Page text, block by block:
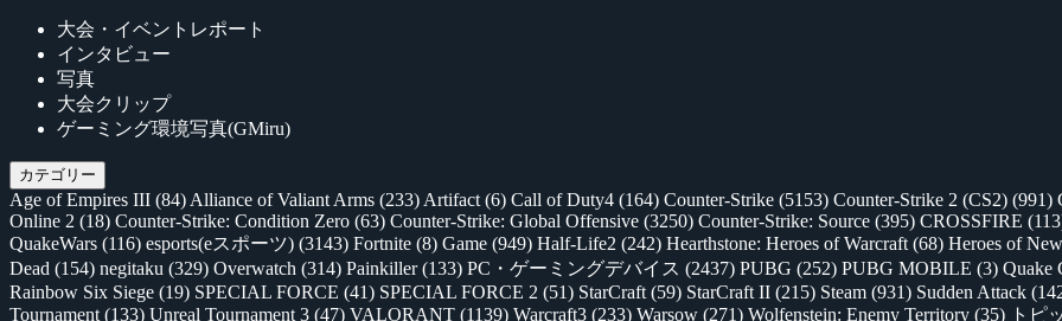
大会・イベントレポート
インタビュー
写真
大会クリップ
ゲーミング環境写真(GMiru)
カテゴリー
Age of Empires III (84) Alliance of Valiant Arms (233) Artifact (6) Call of Duty4 (164) Counter-Strike (5153) Counter-Strike 2 (CS2) (991)
Online 2 (18) Counter-Strike: Condition Zero (63) Counter-Strike: Global Offensive (3250) Counter-Strike: Source (395) CROSSFIRE
QuakeWars (116) esports(eスポーツ) (3143) Fortnite (8) Game (949) Half-Life2 (242) Hearthstone: Heroes of Warcraft (68) Heroes of
Dead (154) negitaku (329) Overwatch (314) Painkiller(133) PC・ゲーミングデバイス (2437) PUBG (252) PUBG MOBILE (3) Quake
Rainbow Six Siege (19) SPECIAL FORCE (41) SPECIAL FORCE 2 (51) StarCraft (59) StarCraft II (215) Steam (931) Sudden Attack
Tournament (133) Unreal Tournament 3 (47) VALORANT (1139) Warcraft3 (233) Warsow (271) Wolfenstein: Enemy Territory (35) トピ